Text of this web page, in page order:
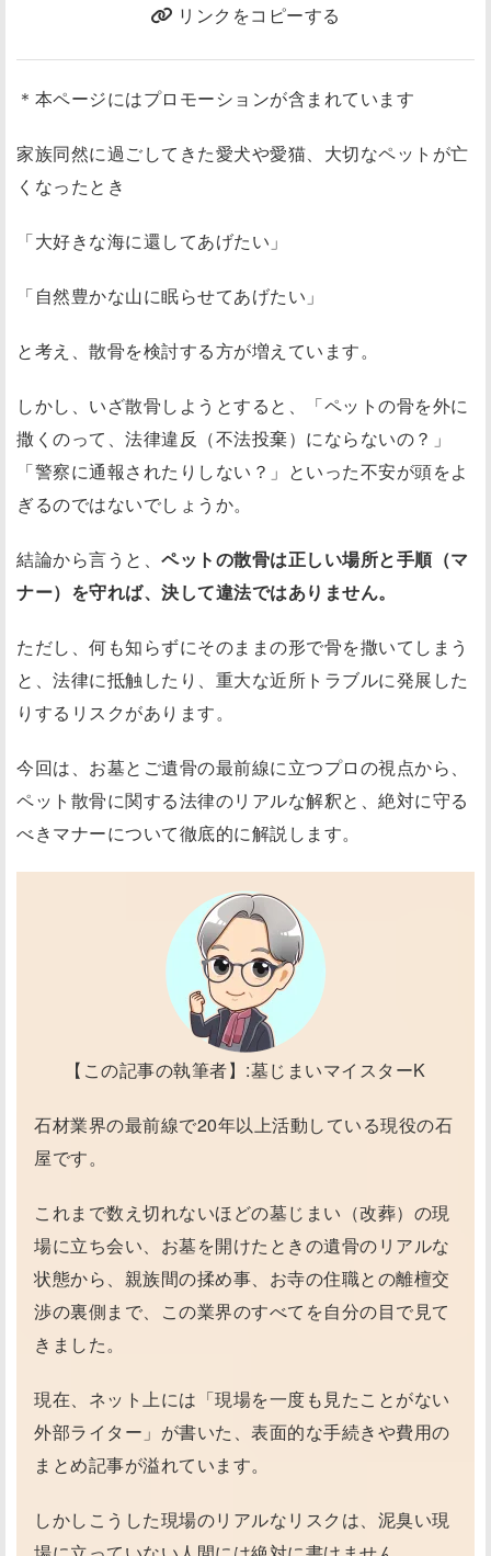
リンクをコピーする
＊本ページにはプロモーションが含まれています
家族同然に過ごしてきた愛犬や愛猫、大切なペットが亡
くなったとき
「大好きな海に還してあげたい」
「自然豊かな山に眠らせてあげたい」
と考え、散骨を検討する方が増えています。
しかし、いざ散骨しようとすると、「ペットの骨を外に
撒くのって、法律違反（不法投棄）にならないの？」
「警察に通報されたりしない？」といった不安が頭をよ
ぎるのではないでしょうか。
結論から言うと、 ペットの散骨は正しい場所と手順（マ
ナー）を守れば、決して違法ではありません。
ただし、何も知らずにそのままの形で骨を撒いてしまう
と、法律に抵触したり、重大な近所トラブルに発展した
りするリスクがあります。
今回は、お墓とご遺骨の最前線に立つプロの視点から、
ペット散骨に関する法律のリアルな解釈と、絶対に守る
べきマナーについて徹底的に解説します。
【この記事の執筆者】:墓じまいマイスターK
石材業界の最前線で20年以上活動している現役の石
屋です。
これまで数え切れないほどの墓じまい（改葬）の現
場に立ち会い、お墓を開けたときの遺骨のリアルな
状態から、親族間の揉め事、お寺の住職との離檀交
渉の裏側まで、この業界のすべてを自分の目で見て
きました。
現在、ネット上には「現場を一度も見たことがない
外部ライター」が書いた、表面的な手続きや費用の
まとめ記事が溢れています。
しかしこうした現場のリアルなリスクは、泥臭い現